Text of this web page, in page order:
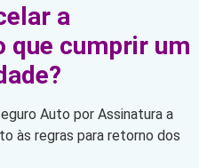
a
que cumprir um
Auto por Assinatura a
às regras para retorno dos